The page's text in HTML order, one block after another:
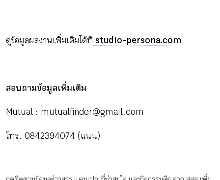
ดูข้อมูลผลงานเพิ่มเติมได้ที่ studio-persona.com
สอบถามข้อมูลเพิ่มเติม
Mutual : mutualfinder@gmail.com
โทร. 0842394074 (แนน)